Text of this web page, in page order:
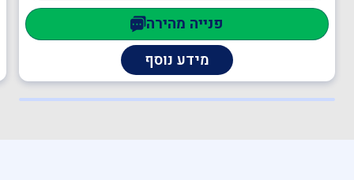
פנייה מהירה
מידע נוסף